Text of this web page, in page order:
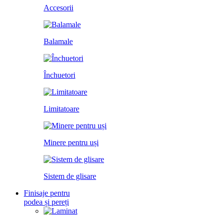
Accesorii
Balamale
Închuetori
Limitatoare
Minere pentru uși
Sistem de glisare
Finisaje pentru
podea și pereți